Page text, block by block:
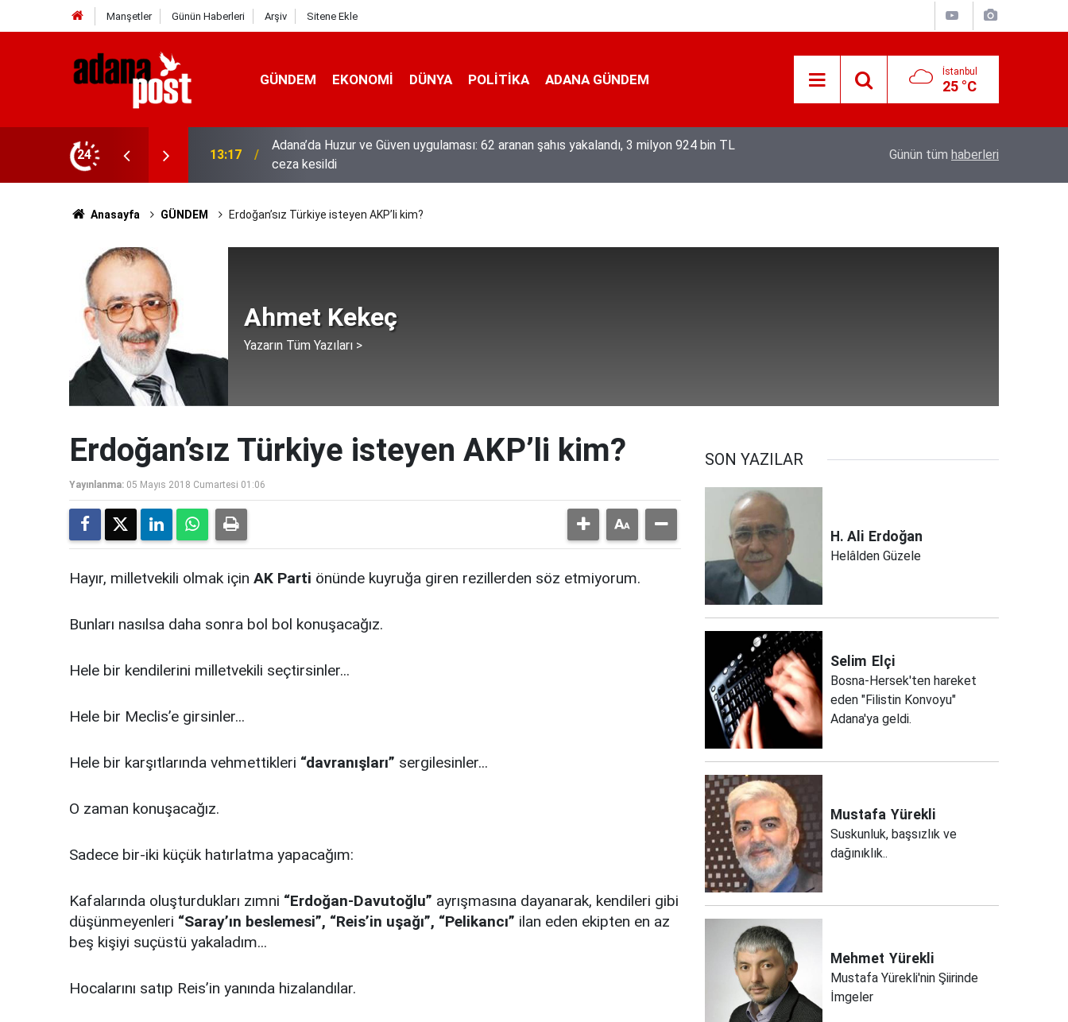
Manşetler Günün Haberleri Arşiv Sitene Ekle
GÜNDEM EKONOMI DÜNYA POLİTİKA ADANA GÜNDEM İstanbul
25 °C
24
yakalandı, 3 milyon 924 bin TL
13:01 52 yıldır el emeğiyle üretiyor, mesleğin yok olmamasına karşı direniyor Hava 40, asfalt 200 derece: Adana’da
Günün tüm haberleri
Anasayfa GÜNDEM Erdoğan’sız Türkiye isteyen AKP’li kim?
Ahmet Kekeç
Yazarın Tüm Yazıları >
Erdoğan’sız Türkiye isteyen AKP’li kim?
Yayınlanma: 05 Mayıs 2018 Cumartesi 01:06
Hayır, milletvekili olmak için AK Parti önünde kuyruğa giren rezillerden söz etmiyorum.
Bunları nasılsa daha sonra bol bol konuşacağız.
Hele bir kendilerini milletvekili seçtirsinler...
Hele bir Meclis’e girsinler...
Hele bir karşıtlarında vehmettikleri “davranışları” sergilesinler...
O zaman konuşacağız.
Sadece bir-iki küçük hatırlatma yapacağım:
Kafalarında oluşturdukları zımni “Erdoğan-Davutoğlu” ayrışmasına dayanarak, kendileri gibi
düşünmeyenleri “Saray’ın beslemesi”, “Reis’in uşağı”, “Pelikancı” ilan eden ekipten en az
beş kişiyi suçüstü yakaladım...
Hocalarını satıp Reis’in yanında hizalandılar.
SON YAZILAR
H. Ali Erdoğan
Helâlden Güzele
Selim Elçi
Bosna-Hersek'ten hareket
eden "Filistin Konvoyu"
Adana'ya geldi.
Mustafa Yürekli
Suskunluk, başsızlık ve
dağınıklık..
Mehmet Yürekli
Mustafa Yürekli'nin Şiirinde
İmgeler